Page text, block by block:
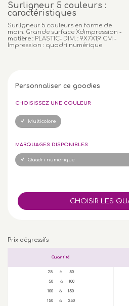
Surligneur 5 couleurs :
caractéristiques
Surligneur 5 couleurs en forme de
main. Grande surface Xd'impression -
matière : PLASTIC- DIM. : 9X7X1,9 CM -
Impression : quadri numérique
Personnaliser ce goodies
CHOISISSEZ UNE COULEUR
Multicolore
MARQUAGES DISPONIBLES
Quadri numérique
Prix dégressifs
Quantité
25 à 50
50à 100
100 à 150
150à 250